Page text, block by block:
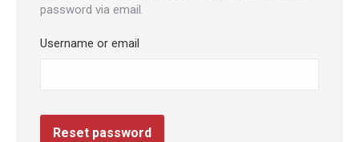
password via email.
Username or email
Reset password